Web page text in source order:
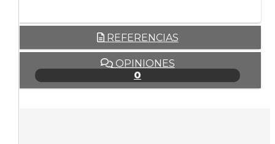
REFERENCIAS
OPINIONES
0